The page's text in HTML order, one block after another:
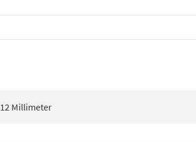
12 Millimeter